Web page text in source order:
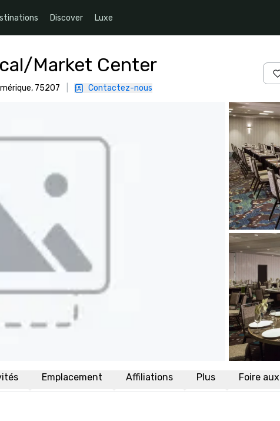
Discover Luxe
Market Center
75207 Contactez-nous
Emplacement Affiliations Plus Foire